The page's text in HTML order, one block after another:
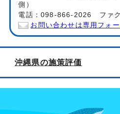
側）
電話：098-866-2026 ファ
お問い合わせは専用フォ
沖縄県の施策評価